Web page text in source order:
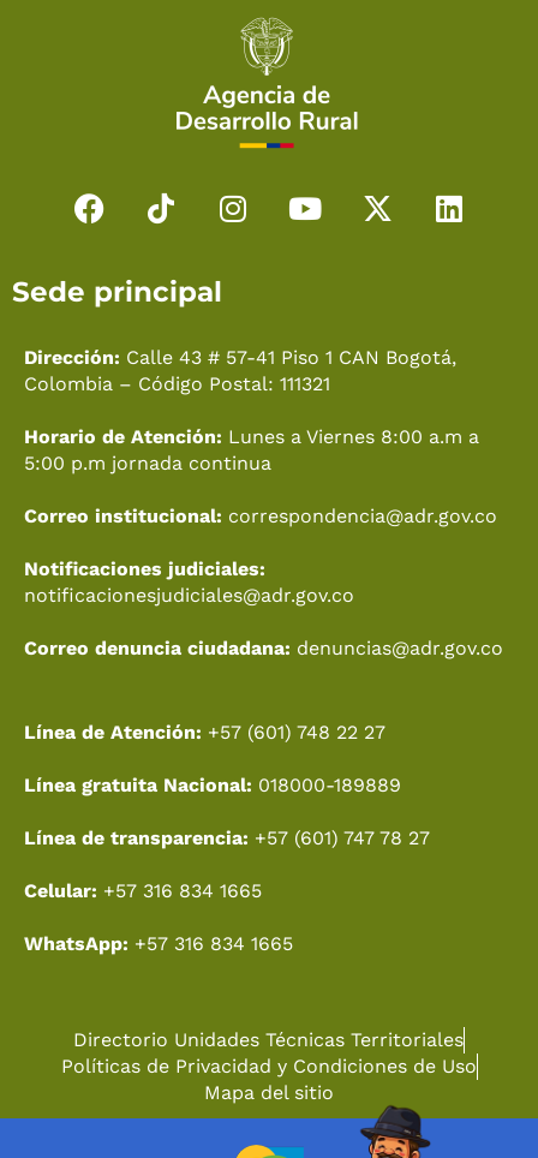
F
e
o
o
T
t
k
I
g
r
m
Y
b
e
X
t
r
L
d
Sede principal
Dirección: Calle 43 # 57-41 Piso 1 CAN Bogotá,
Colombia – Código Postal: 111321
Horario de Atención: Lunes a Viernes 8:00 a.m a
5:00 p.m jornada continua
Correo institucional: correspondencia@adr.gov.co
Notificaciones judiciales:
notificacionesjudiciales@adr.gov.co
Correo denuncia ciudadana: denuncias@adr.gov.co
Línea de Atención: +57 (601) 748 22 27
Línea gratuita Nacional: 018000-189889
Línea de transparencia: +57 (601) 747 78 27
Celular: +57 316 834 1665
WhatsApp: +57 316 834 1665
Directorio Unidades Técnicas Territoriales
Políticas de Privacidad y Condiciones de Uso
Mapa del sitio